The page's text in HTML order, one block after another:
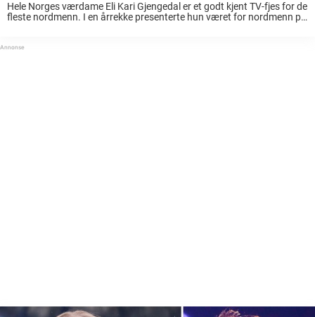
Hele Norges værdame Eli Kari Gjengedal er et godt kjent TV-fjes for de
fleste nordmenn. I en årrekke presenterte hun været for nordmenn på